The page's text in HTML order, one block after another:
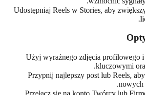
Udostępniaj Reels w Stories, aby
Użyj wyraźnego zdjęcia
Przypnij najlepszy post lub